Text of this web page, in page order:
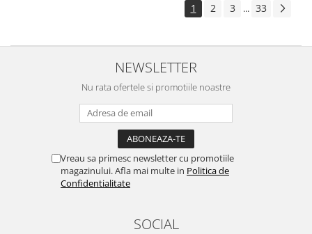
1 2 3 ... 33
NEWSLETTER
Nu rata ofertele si promotiile noastre
Vreau sa primesc newsletter cu promotiile
magazinului. Afla mai multe in Politica de
Confidentialitate
SOCIAL